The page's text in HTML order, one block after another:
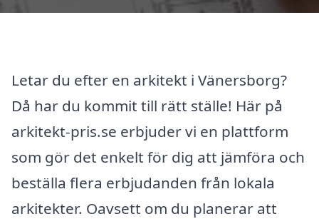
Letar du efter en arkitekt i Vänersborg?
Då har du kommit till rätt ställe! Här på
arkitekt-pris.se erbjuder vi en plattform
som gör det enkelt för dig att jämföra och
beställa flera erbjudanden från lokala
arkitekter. Oavsett om du planerar att